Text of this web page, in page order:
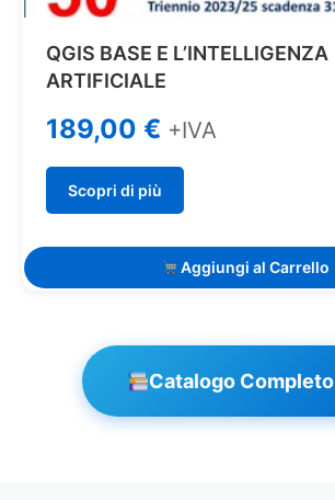
QGIS BASE E L’INTELLIGENZA
ARTIFICIALE
189,00 € +IVA
Scopri di più
Aggiungi al Carrello
Catalogo Completo